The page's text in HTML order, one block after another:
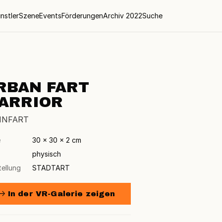
SzeneEventsFörderungenArchiv 2022Suche
FART
30 × 30 × 2 cm
physisch
STADTART
→ In der VR-Galerie zeigen